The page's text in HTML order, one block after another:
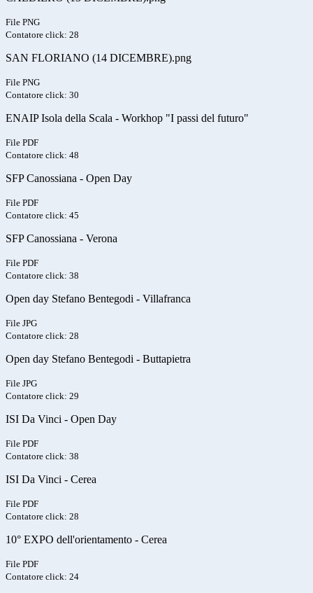
File PNG
Contatore click: 28
SAN FLORIANO (14 DICEMBRE).png
File PNG
Contatore click: 30
ENAIP Isola della Scala - Workhop "I passi del futuro"
File PDF
Contatore click: 48
SFP Canossiana - Open Day
File PDF
Contatore click: 45
SFP Canossiana - Verona
File PDF
Contatore click: 38
Open day Stefano Bentegodi - Villafranca
File JPG
Contatore click: 28
Open day Stefano Bentegodi - Buttapietra
File JPG
Contatore click: 29
ISI Da Vinci - Open Day
File PDF
Contatore click: 38
ISI Da Vinci - Cerea
File PDF
Contatore click: 28
10° EXPO dell'orientamento - Cerea
File PDF
Contatore click: 24